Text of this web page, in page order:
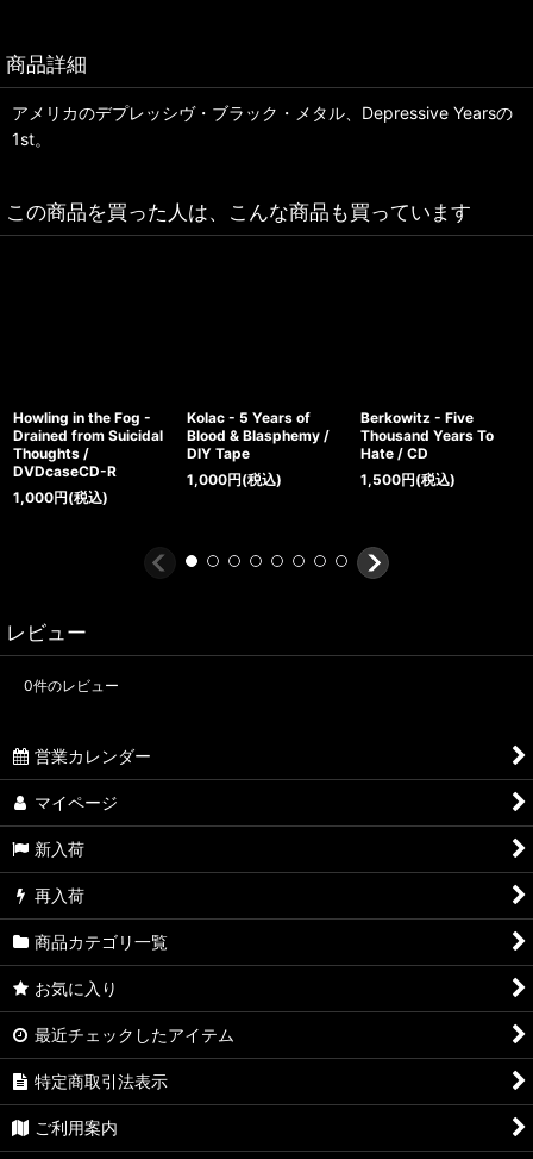
商品詳細
アメリカのデプレッシヴ・ブラック・メタル、Depressive Yearsの
1st。
この商品を買った人は、こんな商品も買っています
Howling in the Fog -
Drained from Suicidal
Thoughts /
DVDcaseCD-R
1,000円(税込)
Kolac - 5 Years of
Blood & Blasphemy /
DIY Tape
1,000円(税込)
Berkowitz - Five
Thousand Years To
Hate / CD
1,500円(税込)
レビュー
0件のレビュー
営業カレンダー
マイページ
新入荷
再入荷
商品カテゴリ一覧
お気に入り
最近チェックしたアイテム
特定商取引法表示
ご利用案内